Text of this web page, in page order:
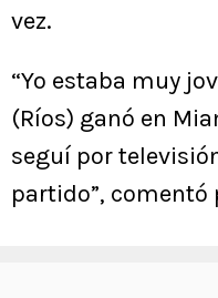
vez.
“Yo estaba muy
(Ríos) ganó en
seguí por
partido”, comentó